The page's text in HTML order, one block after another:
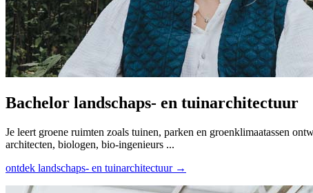
Bachelor landschaps- en tuin­architectuur
Je leert groene ruimten zoals tuinen, parken en groenklimaatassen
architecten, biologen, bio-ingenieurs ...
ontdek landschaps- en tuin­architectuur →